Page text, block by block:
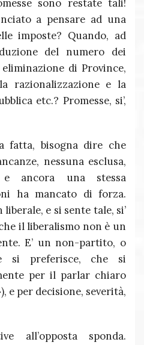
sono restate tali!
a pensare ad una
imposte? Quando, ad
del numero dei
di Province,
razionalizzazione e la
etc.? Promesse, si’,
fatta, bisogna dire che
nessuna esclusa,
e ancora una stessa
ha mancato di forza.
e si sente tale, si’
il liberalismo non è un
E’ un non-partito, o
si preferisce, che si
per il parlar chiaro
e per decisione, severità,
all’opposta sponda.